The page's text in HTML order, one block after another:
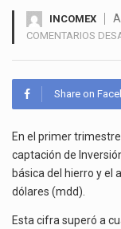
INCOMEX
COMENTARIOS
Share on
En el primer
captación de
básica del hierro y el
dólares (mdd).
Esta cifra superó a